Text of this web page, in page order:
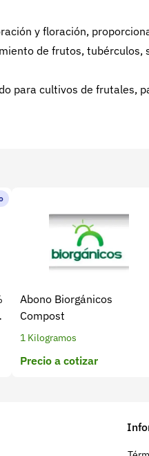
y floración,
de frutos,
para cultivos de frutales,
Abono Biorgánicos
Compost
1 Kilogramos
Precio a cotizar